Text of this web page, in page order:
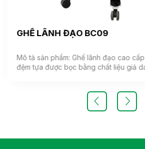
GHẾ LÃNH ĐẠO BC09
Mô tả sản phẩm: Ghế lãnh đạo cao
đệm tựa được bọc bằng chất liệu giả
bảo tính bền vững và thẩm mỹ.( Sản
Màu sắc: Tùy chọn Chất liệu: Ghế lãnh